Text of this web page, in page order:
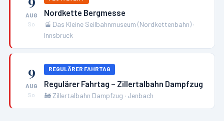
AUG
So
Nordkette Bergmesse
🚡 Das Kleine Seilbahnmuseum (Nordkettenbahn) ·
Innsbruck
9
AUG
So
REGULÄRER FAHRTAG
Regulärer Fahrtag – Zillertalbahn Dampfzug
🚂Zillertalbahn Dampfzug · Jenbach